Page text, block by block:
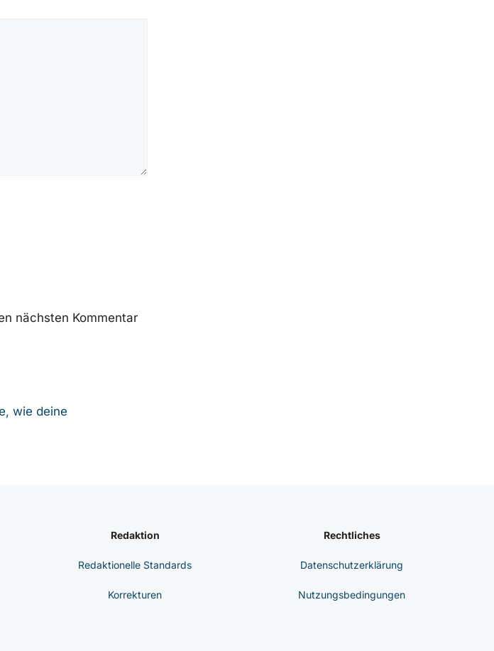
nächsten Kommentar
wie deine
Redaktion
Redaktionelle Standards
Korrekturen
Rechtliches
Datenschutzerklärung
Nutzungsbedingungen